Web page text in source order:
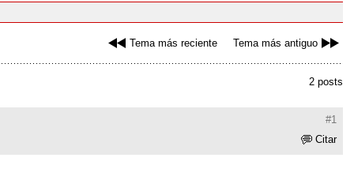
Tema más reciente Tema más antiguo
2 posts
#1
Citar